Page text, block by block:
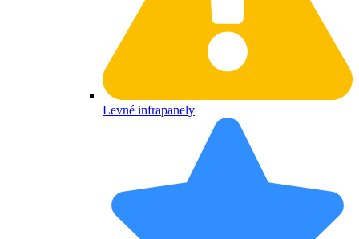
Levné infrapanely